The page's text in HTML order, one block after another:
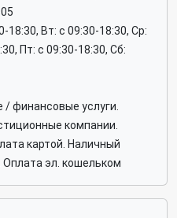
18:30, Вт: c 09:30-18:30, Ср:
Пт: c 09:30-18:30, Сб:
/ финансовые услуги.
компании.
картой. Наличный
Оплата эл. кошельком